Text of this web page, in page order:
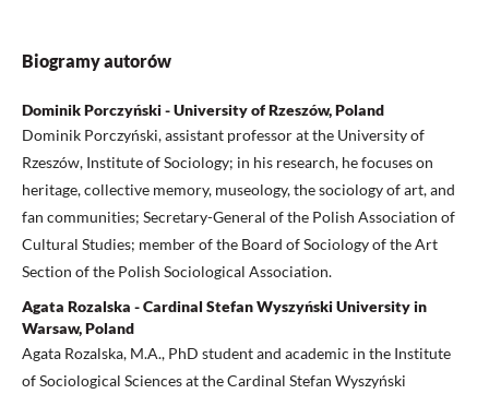
Biogramy autorów
Dominik Porczyński - University of Rzeszów, Poland
Dominik Porczyński, assistant professor at the University of
Rzeszów, Institute of Sociology; in his research, he focuses on
heritage, collective memory, museology, the sociology of art, and
fan communities; Secretary-General of the Polish Association of
Cultural Studies; member of the Board of Sociology of the Art
Section of the Polish Sociological Association.
Agata Rozalska - Cardinal Stefan Wyszyński University in
Warsaw, Poland
Agata Rozalska, M.A., PhD student and academic in the Institute
of Sociological Sciences at the Cardinal Stefan Wyszyński